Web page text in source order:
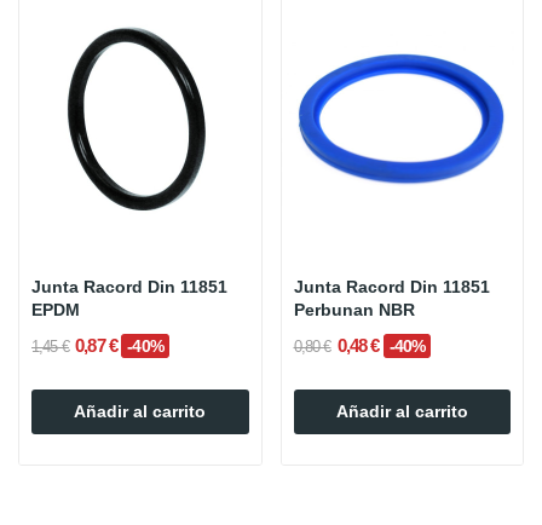
Junta Racord Din 11851
EPDM
1,45 € 0,87 € -40%
Añadir al carrito
Junta Racord Din 11851
Perbunan NBR
0,80 € 0,48 € -40%
Añadir al carrito